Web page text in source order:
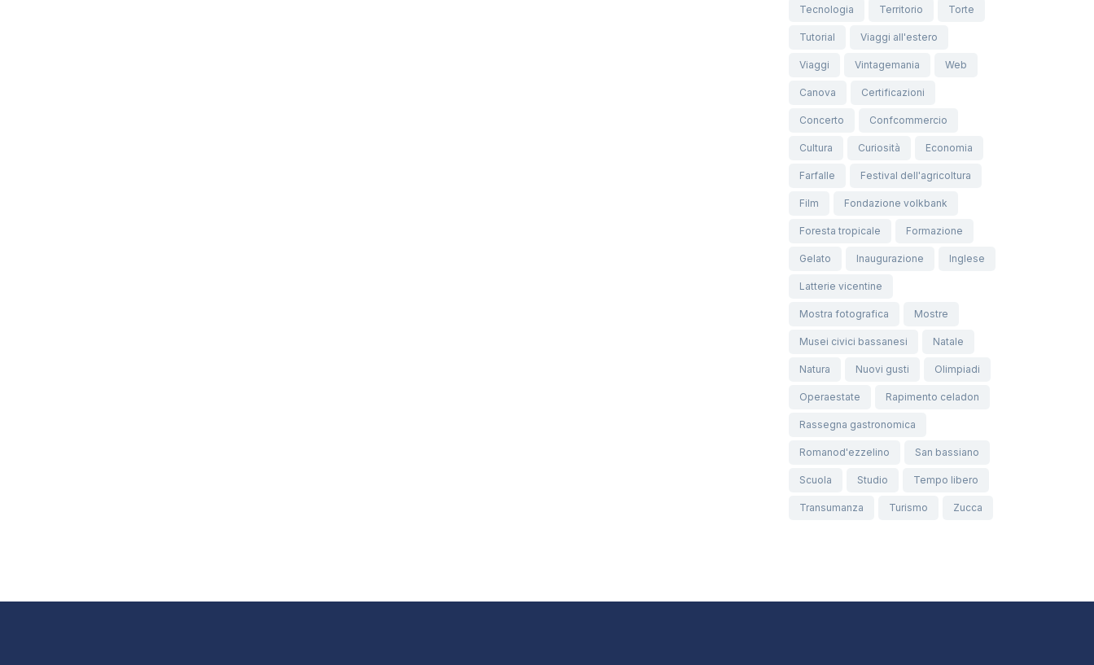
Tecnologia Territorio Torte
Tutorial Viaggi all'estero
Viaggi Vintagemania Web
Canova Certificazioni
Concerto Confcommercio
Cultura Curiosità Economia
Farfalle Festival dell'agricoltura
Film Fondazione volkbank
Foresta tropicale Formazione
Gelato Inaugurazione Inglese
Latterie vicentine
Mostra fotografica Mostre
Musei civici bassanesi Natale
Natura Nuovi gusti Olimpiadi
Operaestate Rapimento celadon
Rassegna gastronomica
Romanod'ezzelino San bassiano
Scuola Studio Tempo libero
Transumanza Turismo Zucca